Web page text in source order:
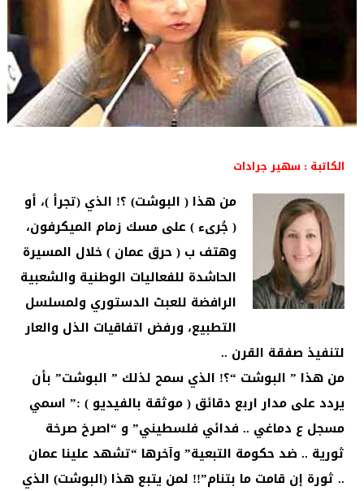
الكاتبة : سهير جرادات
من هذا ( البوشت) ؟! الذي (تجرأ )، أو
( جُرىء ) على مسك زمام الميكرفون،
وهتف ب ( حرق عمان ) خلال المسيرة
الحاشدة للفعاليات الوطنية والشعبية
الرافضة للعبث الدستوري ولمسلسل
التطبيع، ورفض اتفاقيات الذل والعار
لتنفيذ صفقة القرن ..
من هذا ” البوشت “؟! الذي سمح لذلك ” البوشت” بأن
يردد على مدار اربع دقائق ( موثقة بالفيديو ) :” اسمي
مسجل ع دماغي .. فدائي فلسطيني” و “اصرخ صرخة
ثورية .. ضد حكومة التبعية” وآخرها “تشهد علينا عمان
.. ثورة إن قامت ما بتنام”!! لمن يتبع هذا (البوشت) الذي